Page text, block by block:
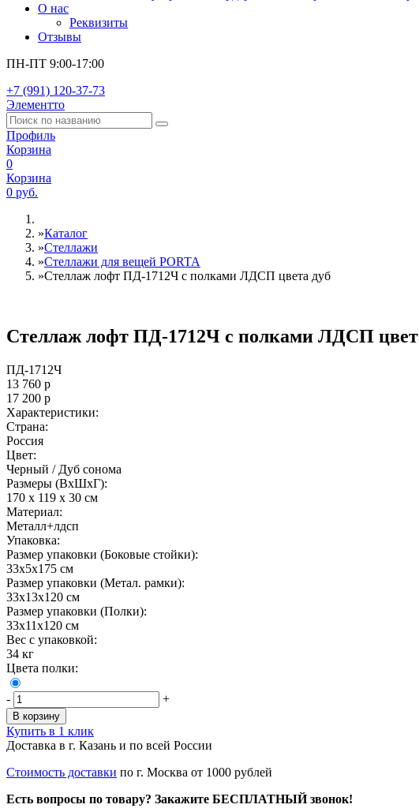
О нас
Реквизиты
Отзывы
ПН-ПТ 9:00-17:00
+7 (991) 120-37-73
Элементто
Профиль
Корзина
0
Корзина
0 руб.
»Каталог
»Стеллажи
»Cтеллажи для вещей PORTA
»Стеллаж лофт ПД-1712Ч с полками ЛДСП цвета дуб
Стеллаж лофт ПД-1712Ч с полками ЛДСП
ПД-1712Ч
13 760 р
17 200 р
Характеристики:
Страна:
Россия
Цвет:
Черный / Дуб сонома
Размеры (ВxШxГ):
170 x 119 x 30 см
Материал:
Металл+лдсп
Упаковка:
Размер упаковки (Боковые стойки):
33х5х175 см
Размер упаковки (Метал. рамки):
33х13х120 см
Размер упаковки (Полки):
33х11х120 см
Вес с упаковкой:
34 кг
Цвета полки:
- +
В корзину
Купить в 1 клик
Доставка в г. Казань и по всей России
Стоимость доставки по г. Москва от 1000 рублей
Есть вопросы по товару? Закажите БЕСПЛАТНЫЙ звонок!